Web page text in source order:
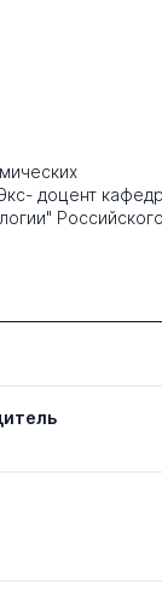
доцент